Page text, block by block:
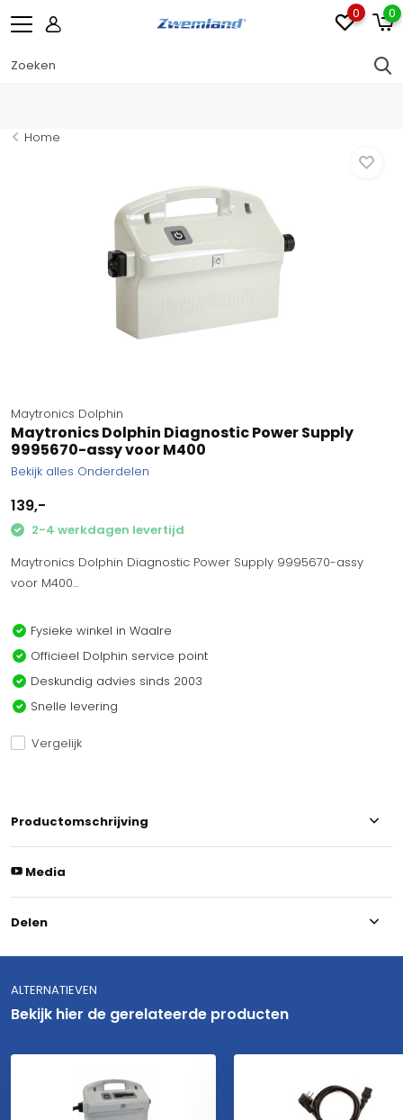
0 0
Home
Maytronics Dolphin
Maytronics Dolphin Diagnostic Power Supply
9995670-assy voor M400
Bekijk alles Onderdelen
139,-
2-4 werkdagen levertijd
Maytronics Dolphin Diagnostic Power Supply 9995670-assy
voor M400...
Fysieke winkel in Waalre
Officieel Dolphin service point
Deskundig advies sinds 2003
Snelle levering
Vergelijk
Productomschrijving
Media
Delen
ALTERNATIEVEN
Bekijk hier de gerelateerde producten